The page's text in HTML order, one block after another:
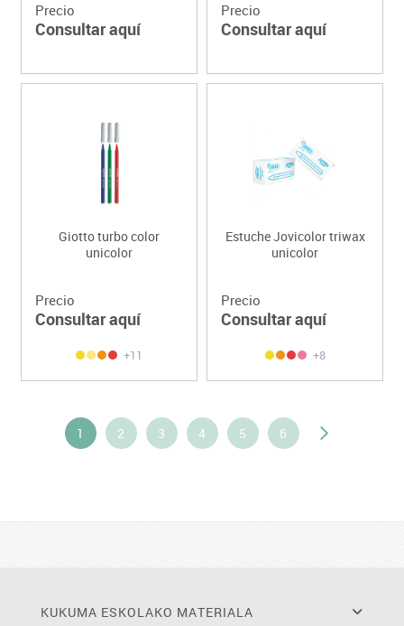
Precio
Consultar aquí
Precio
Consultar aquí
Giotto turbo color
unicolor
Precio
Consultar aquí
+11
Estuche Jovicolor triwax
unicolor
Precio
Consultar aquí
+8
1 2 3 4 5 6
KUKUMA ESKOLAKO MATERIALA